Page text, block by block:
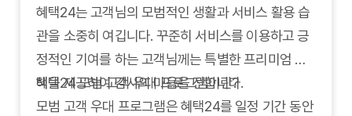
혜택24는 고객님의 모범적인 생활과 서비스 활용 습
관을 소중히 여깁니다. 꾸준히 서비스를 이용하고 긍
정적인 기여를 하는 고객님께는 특별한 프리미엄 혜
택을 제공하여 감사의 마음을 전합니다.
혜택24 모범 고객 우대 프로그램이란?
모범 고객 우대 프로그램은 혜택24를 일정 기간 동안